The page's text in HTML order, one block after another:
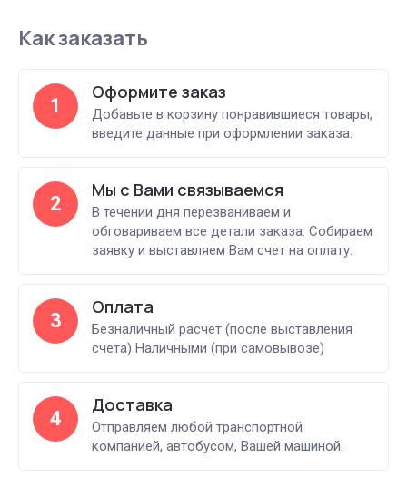
Как заказать
1
Оформите заказ
Добавьте в корзину понравившиеся товары,
введите данные при оформлении заказа.
2
Мы с Вами связываемся
В течении дня перезваниваем и
обговариваем все детали заказа. Собираем
заявку и выставляем Вам счет на оплату.
3
Оплата
Безналичный расчет (после выставления
счета) Наличными (при самовывозе)
4
Доставка
Отправляем любой транспортной
компанией, автобусом, Вашей машиной.